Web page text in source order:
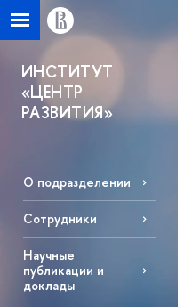
ИНСТИТУТ
«ЦЕНТР
РАЗВИТИЯ»
О подразделении
Сотрудники
Научные
публикации и
доклады